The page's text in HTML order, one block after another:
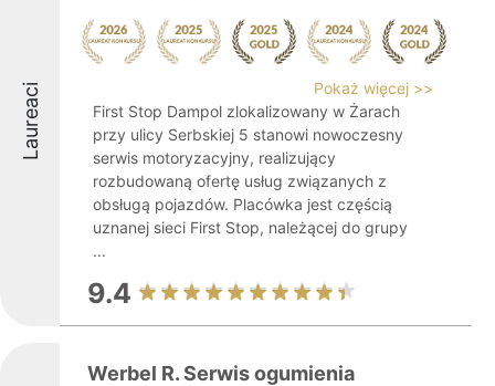
Laureaci
Pokaż więcej >>
First Stop Dampol zlokalizowany w Żarach
przy ulicy Serbskiej 5 stanowi nowoczesny
serwis motoryzacyjny, realizujący
rozbudowaną ofertę usług związanych z
obsługą pojazdów. Placówka jest częścią
uznanej sieci First Stop, należącej do grupy
...
9.4
Werbel R. Serwis ogumienia